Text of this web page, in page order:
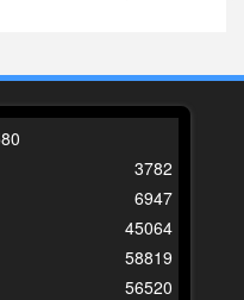
80
3782
6947
45064
58819
56520